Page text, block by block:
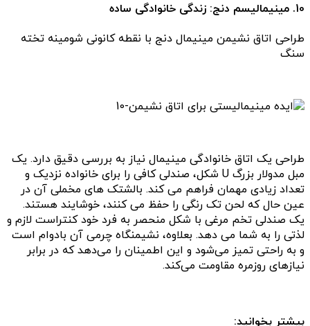
10. مینیمالیسم دنج: زندگی خانوادگی ساده
طراحی اتاق نشیمن مینیمال دنج با نقطه کانونی شومینه تخته
سنگ
طراحی یک اتاق خانوادگی مینیمال نیاز به بررسی دقیق دارد. یک
مبل مدولار بزرگ U شکل، صندلی کافی را برای خانواده نزدیک و
تعداد زیادی مهمان فراهم می کند. بالشتک های مخملی آن در
عین حال که لحن تک رنگی را حفظ می کنند، خوشایند هستند.
یک صندلی تخم مرغی با شکل منحصر به فرد خود کنتراست لازم و
لذتی را به شما می دهد. بعلاوه، نشیمنگاه چرمی آن بادوام است
و به راحتی تمیز می‌شود و این اطمینان را می‌دهد که در برابر
نیازهای روزمره مقاومت می‌کند.
بیشتر بخوانید: